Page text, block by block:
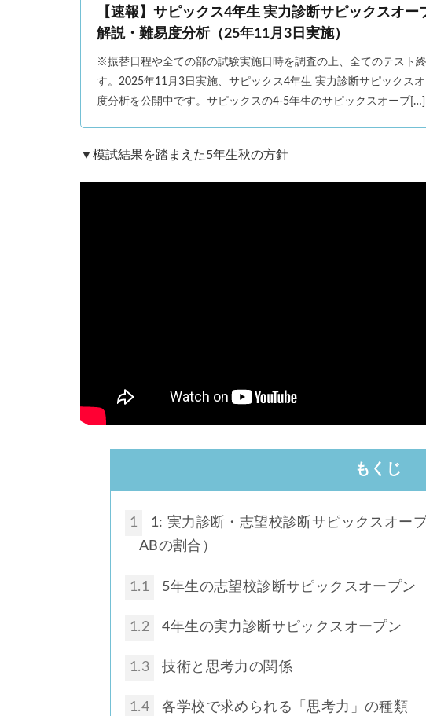
【速報】サピックス4年生 実力診断サピックスオー
解説・難易度分析（25年11月3日実施）
※振替日程や全ての部の試験実施日時を調査の上、全てのテスト
す。2025年11月3日実施、サピックス4年生 実力診断サピックス
度分析を公開中です。サピックスの4-5年生のサピックスオープ[…]
▼模試結果を踏まえた5年生秋の方針
もくじ
1
1: 実力診断・志望校診断サピックスオー
ABの割合）
1.1 5年生の志望校診断サピックスオープン
1.2 4年生の実力診断サピックスオープン
1.3 技術と思考力の関係
1.4 各学校で求められる「思考力」の種類